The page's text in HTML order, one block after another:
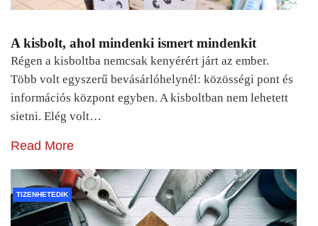
A kisbolt, ahol mindenki ismert mindenkit
Régen a kisboltba nemcsak kenyérért járt az ember.
Több volt egyszerű bevásárlóhelynél: közösségi pont és
információs központ egyben. A kisboltban nem lehetett
sietni. Elég volt…
Read More
TIZENHETEDIK